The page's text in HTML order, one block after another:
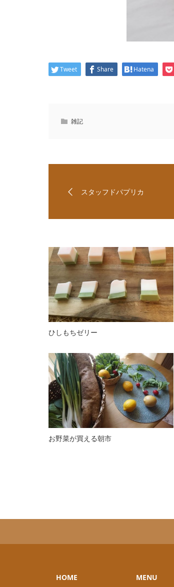
Tweet Share Hatena
雑記
スタッフドパプリカ
ひしもちゼリー
お野菜が買える朝市
HOME MENU